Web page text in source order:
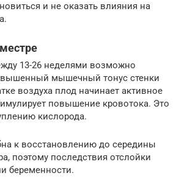
и не оказать влияния на
13-26 неделями возможно
мышечный тонус стенки
воздуха плод начинает активное
повышение кровотока. Это
кислорода.
к восстановлению до середины
поэтому последствия отслойки
беременности.